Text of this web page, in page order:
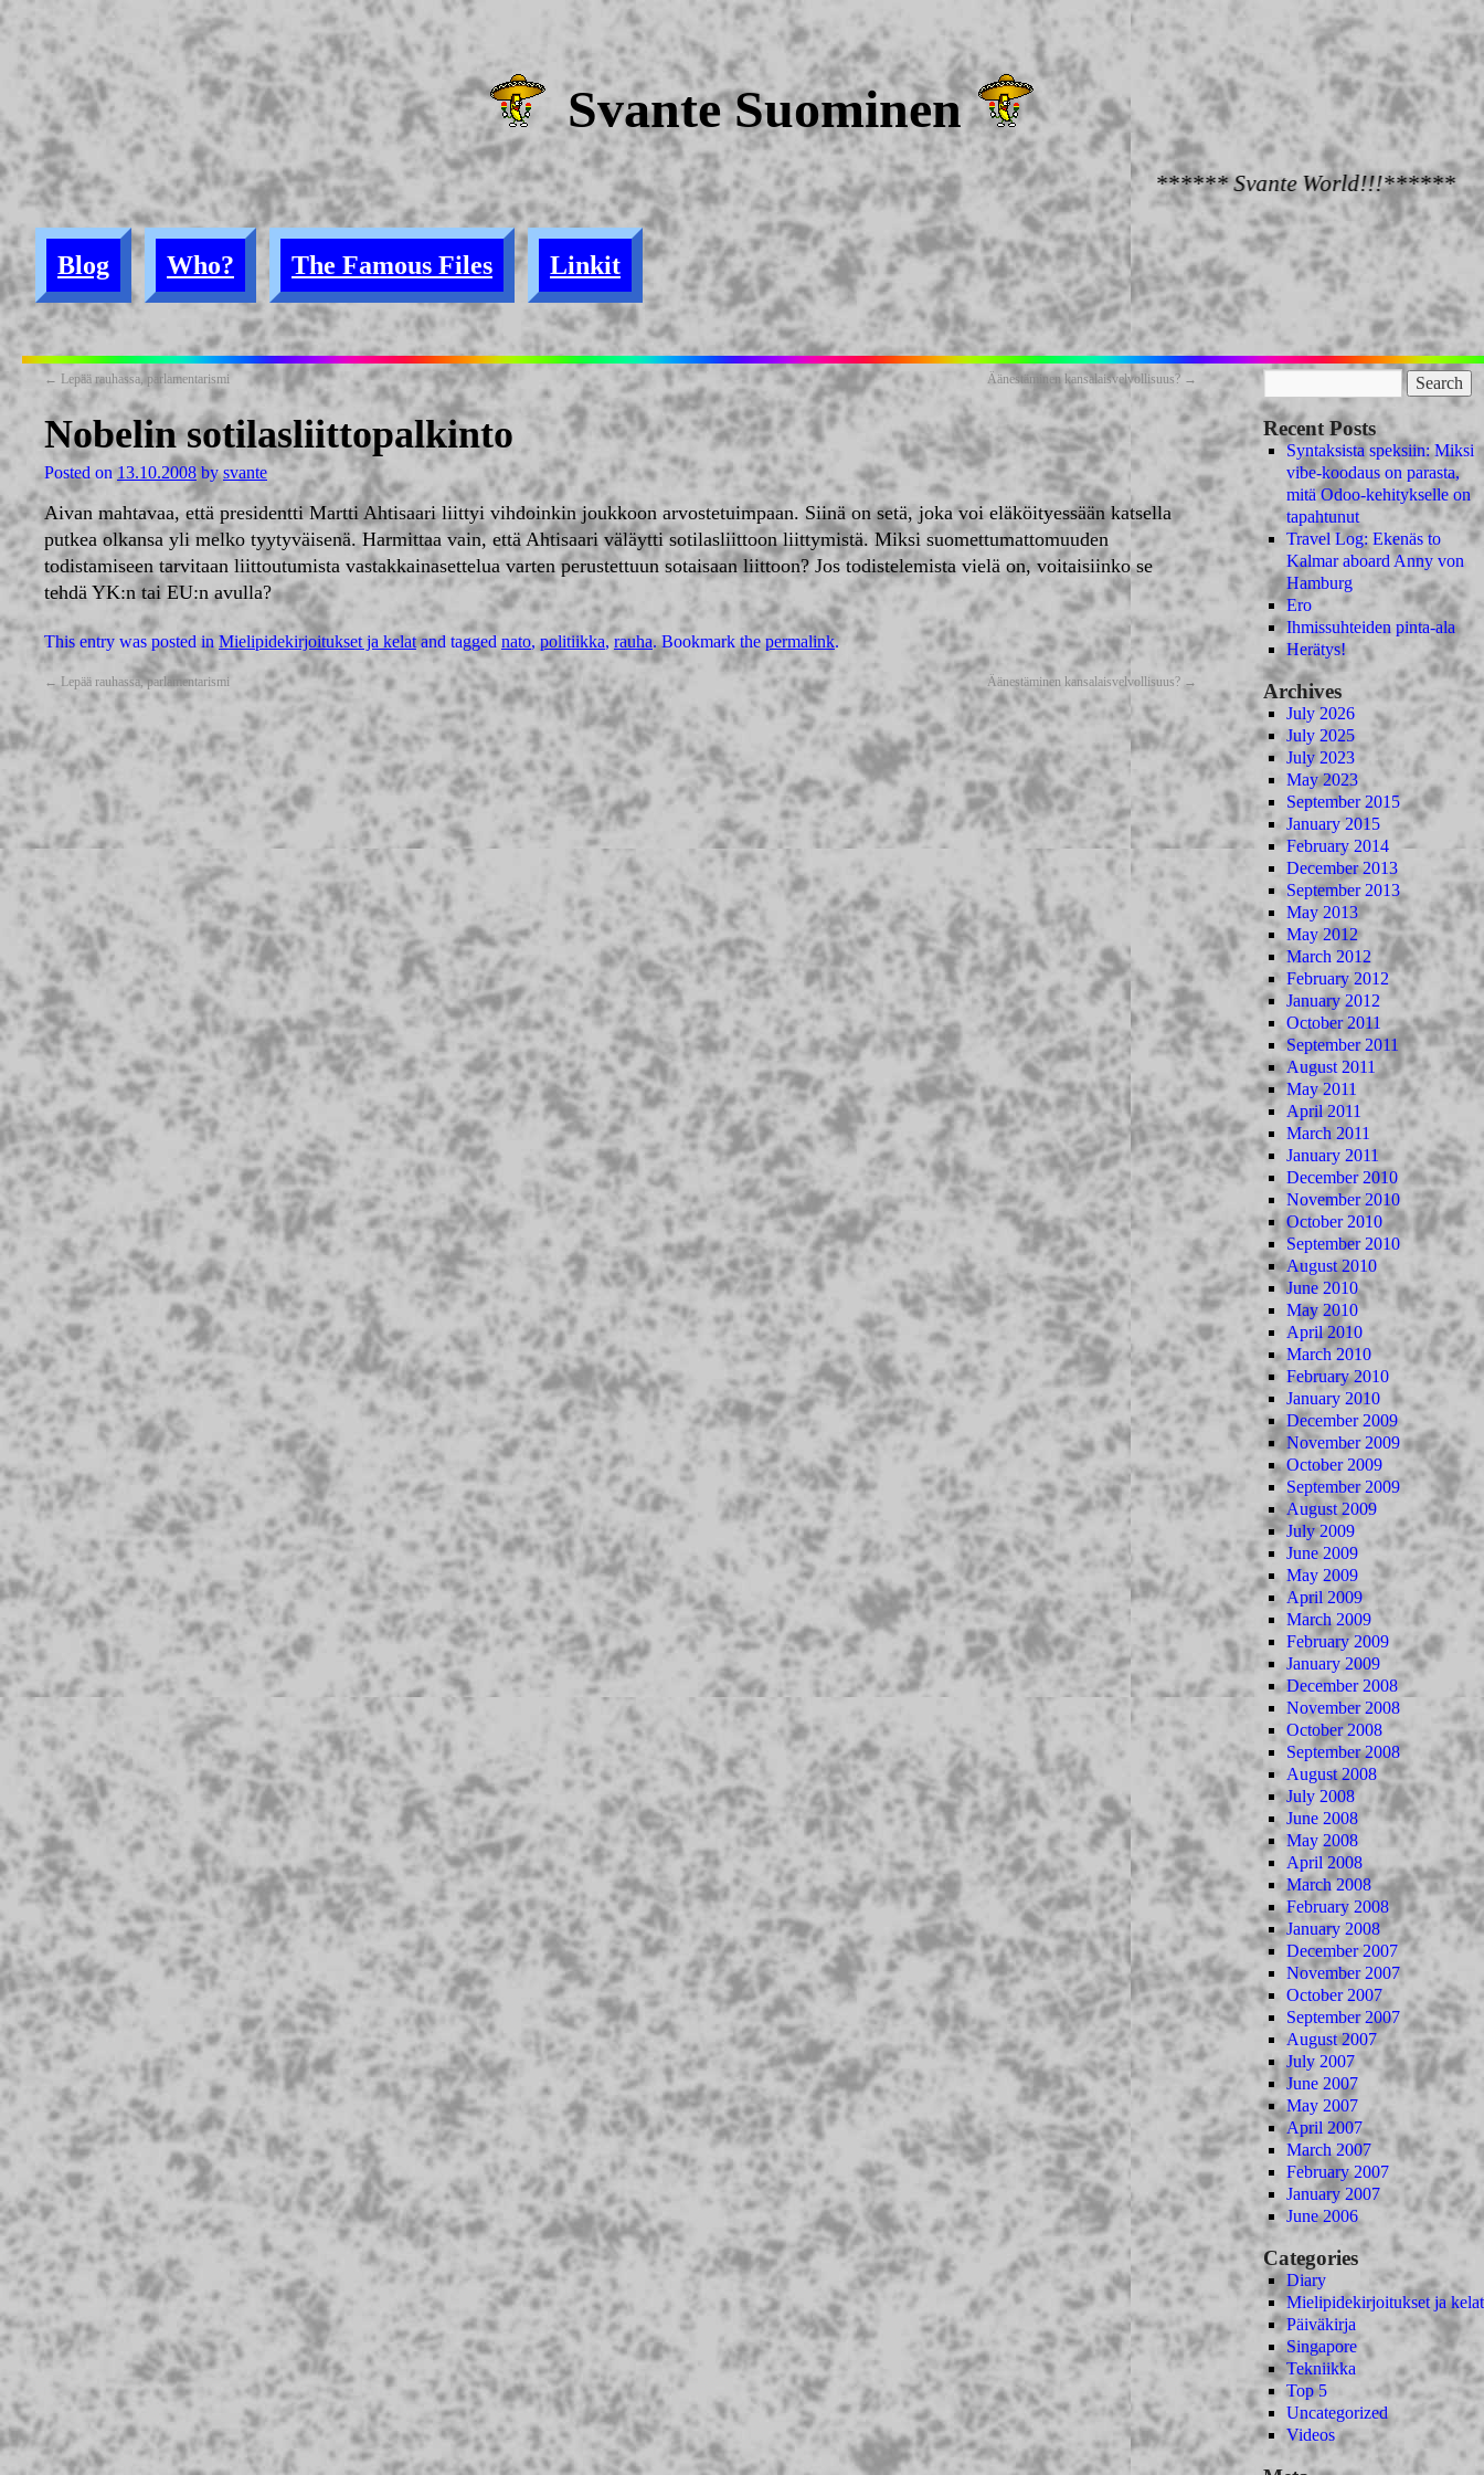
Svante Suominen
****** Svante World!!!******
Blog Who? The Famous Files Linkit
← Lepää rauhassa, parlamentarismi Äänestäminen kansalaisvelvollisuus? →
Nobelin sotilasliittopalkinto
Posted on 13.10.2008 by svante
Aivan mahtavaa, että presidentti Martti Ahtisaari liittyi vihdoinkin joukkoon arvostetuimpaan. Siinä on setä, joka voi eläköityessään katsella
putkea olkansa yli melko tyytyväisenä. Harmittaa vain, että Ahtisaari väläytti sotilasliittoon liittymistä. Miksi suomettumattomuuden
todistamiseen tarvitaan liittoutumista vastakkainasettelua varten perustettuun sotaisaan liittoon? Jos todistelemista vielä on, voitaisiinko se
tehdä YK:n tai EU:n avulla?
This entry was posted in Mielipidekirjoitukset ja kelatand tagged nato,politiikka,rauha. Bookmark the permalink.
← Lepää rauhassa, parlamentarismi Äänestäminen kansalaisvelvollisuus? →
Recent Posts
Syntaksista speksiin: Miksi
vibe-koodaus on parasta,
mitä Odoo-kehitykselle on
tapahtunut
Travel Log: Ekenäs to
Kalmar aboard Anny von
Hamburg
Ero
Ihmissuhteiden pinta-ala
Herätys!
Archives
July 2026
July 2025
July 2023
May 2023
September 2015
January 2015
February 2014
December 2013
September 2013
May 2013
May 2012
March 2012
February 2012
January 2012
October 2011
September 2011
August 2011
May 2011
April 2011
March 2011
January 2011
December 2010
November 2010
October 2010
September 2010
August 2010
June 2010
May 2010
April 2010
March 2010
February 2010
January 2010
December 2009
November 2009
October 2009
September 2009
August 2009
July 2009
June 2009
May 2009
April 2009
March 2009
February 2009
January 2009
December 2008
November 2008
October 2008
September 2008
August 2008
July 2008
June 2008
May 2008
April 2008
March 2008
February 2008
January 2008
December 2007
November 2007
October 2007
September 2007
August 2007
July 2007
June 2007
May 2007
April 2007
March 2007
February 2007
January 2007
June 2006
Categories
Diary
Mielipidekirjoitukset ja kelat
Päiväkirja
Singapore
Tekniikka
Top 5
Uncategorized
Videos